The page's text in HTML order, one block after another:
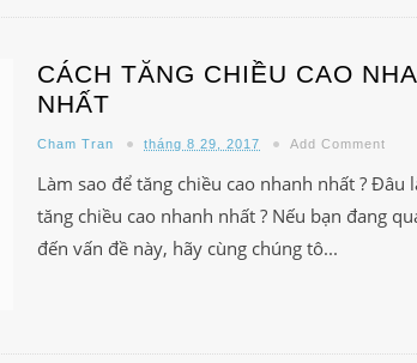
CÁCH TĂNG CHIỀU CAO
NHẤT
Cham Tran tháng 8 29, 2017 Add Comment
Làm sao để tăng chiều cao nhanh nhất ? Đâu
tăng chiều cao nhanh nhất ? Nếu bạn đang
đến vấn đề này, hãy cùng chúng tô...